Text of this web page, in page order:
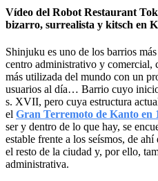
Vídeo del Robot Restaurant
bizarro, surrealista y kitsch en
Shinjuku es uno de los barrios
centro administrativo y comercial,
más utilizada del mundo con un
usuarios al día… Barrio cuyo
s. XVII, pero cuya estructura
el Gran Terremoto de Kanto en
ser y dentro de lo que hay, se
estable frente a los seísmos, de
el resto de la ciudad y, por ello,
administrativa.